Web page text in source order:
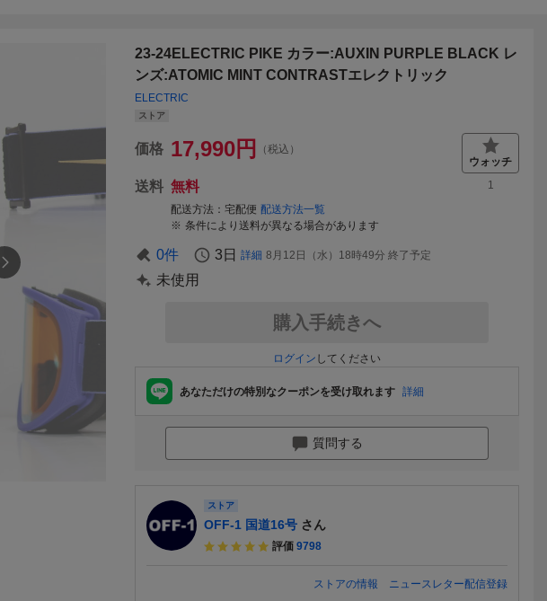
23-24ELECTRIC PIKE カラー:AUXIN PURPLE BLACK レ
ンズ:ATOMIC MINT CONTRASTエレクトリック
ELECTRIC
ストア
価格 17,990円 （税込）
送料 無料
配送方法 宅配便 配送方法一覧
条件により送料が異なる場合があります
1
0件 3日 詳細 8月12日（水）18時49分 終了予定
未使用
購入手続きへ
ログイン してください
あなただけの特別なクーポンを受け取れます 詳細
質問する
ストア
OFF-1 国道16号 さん
評価 9798
ストアの情報 ニュースレター配信登録